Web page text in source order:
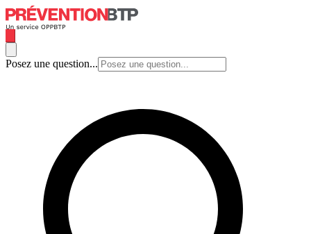
Posez une question...